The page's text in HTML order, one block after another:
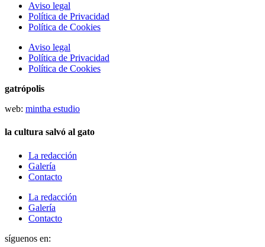
Aviso legal
Política de Privacidad
Política de Cookies
Aviso legal
Política de Privacidad
Política de Cookies
gatrópolis
web: mintha estudio
la cultura salvó al gato
La redacción
Galería
Contacto
La redacción
Galería
Contacto
síguenos en: